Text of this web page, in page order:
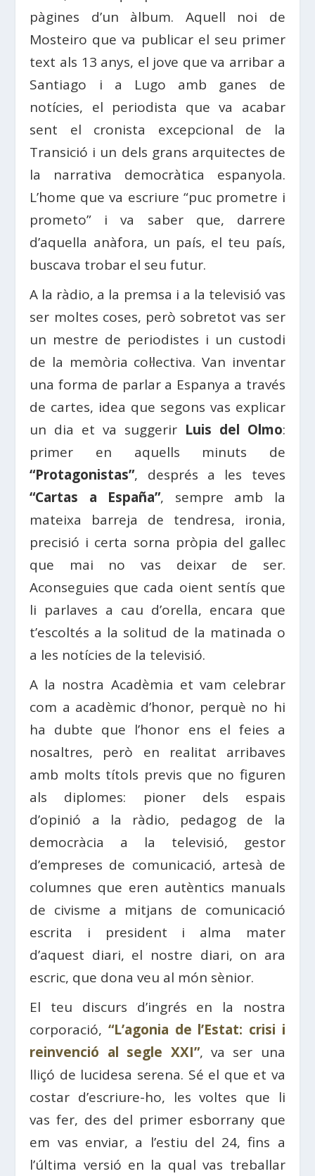
pàgines d’un àlbum. Aquell noi de
Mosteiro que va publicar el seu primer
text als 13 anys, el jove que va arribar a
Santiago i a Lugo amb ganes de
notícies, el periodista que va acabar
sent el cronista excepcional de la
Transició i un dels grans arquitectes de
la narrativa democràtica espanyola.
L’home que va escriure “puc prometre i
prometo” i va saber que, darrere
d’aquella anàfora, un país, el teu país,
buscava trobar el seu futur.
A la ràdio, a la premsa i a la televisió vas
ser moltes coses, però sobretot vas ser
un mestre de periodistes i un custodi
de la memòria col·lectiva. Van inventar
una forma de parlar a Espanya a través
de cartes, idea que segons vas explicar
un dia et va suggerir Luis del Olmo:
primer en aquells minuts de
“Protagonistas”, després a les teves
“Cartas a España”, sempre amb la
mateixa barreja de tendresa, ironia,
precisió i certa sorna pròpia del gallec
que mai no vas deixar de ser.
Aconseguies que cada oient sentís que
li parlaves a cau d’orella, encara que
t’escoltés a la solitud de la matinada o
a les notícies de la televisió.
A la nostra Acadèmia et vam celebrar
com a acadèmic d’honor, perquè no hi
ha dubte que l’honor ens el feies a
nosaltres, però en realitat arribaves
amb molts títols previs que no figuren
als diplomes: pioner dels espais
d’opinió a la ràdio, pedagog de la
democràcia a la televisió, gestor
d’empreses de comunicació, artesà de
columnes que eren autèntics manuals
de civisme a mitjans de comunicació
escrita i president i alma mater
d’aquest diari, el nostre diari, on ara
escric, que dona veu al món sènior.
El teu discurs d’ingrés en la nostra
corporació,“L’agonia de l’Estat: crisi i
reinvenció al segle XXI”, va ser una
lliçó de lucidesa serena. Sé el que et va
costar d’escriure-ho, les voltes que li
vas fer, des del primer esborrany que
em vas enviar, a l’estiu del 24, fins a
l’última versió en la qual vas treballar